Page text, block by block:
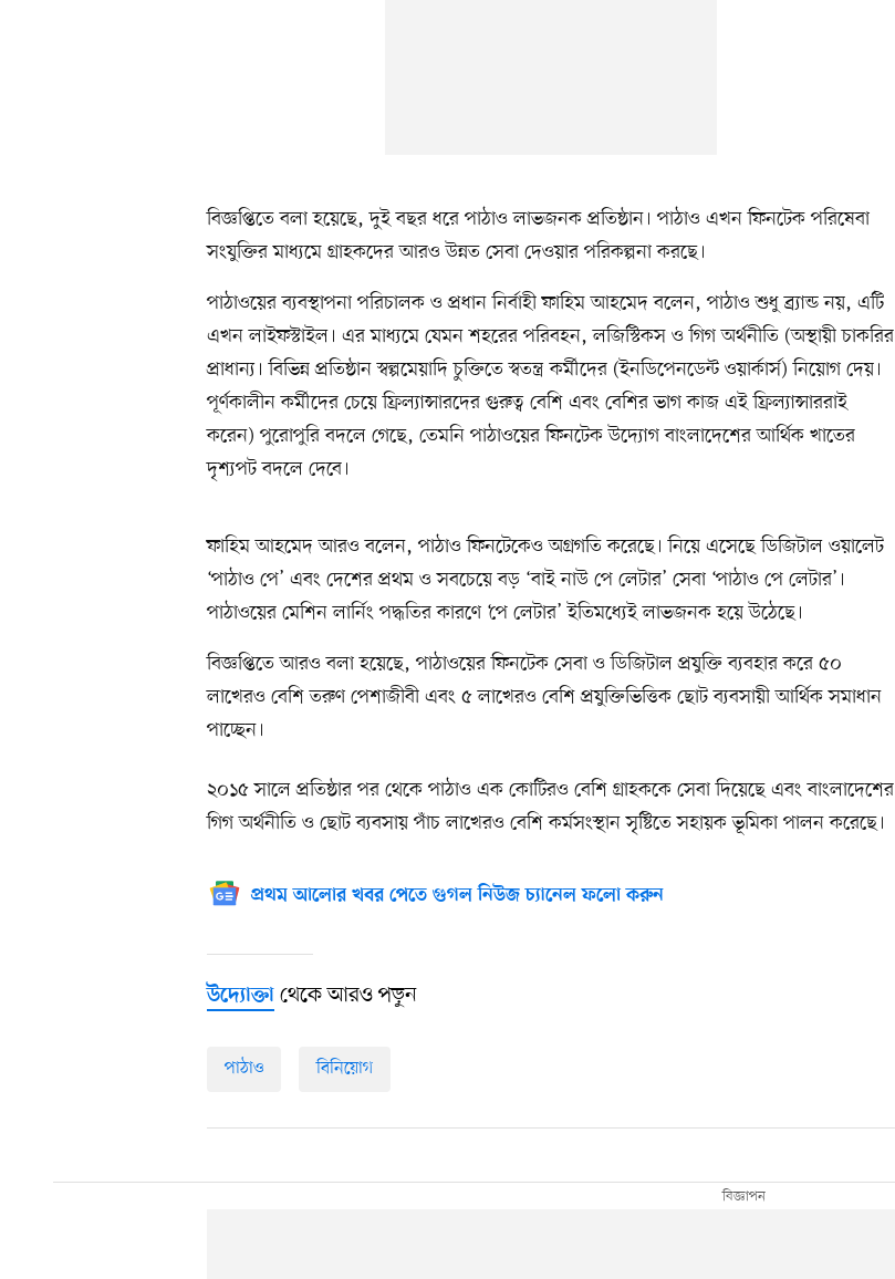
বিজ্ঞপ্তিতে বলা হয়েছে, দুই বছর ধরে পাঠাও লাভজনক প্রতিষ্ঠান। পাঠাও এখন ফিনটেক পরিষেবা
সংযুক্তির মাধ্যমে গ্রাহকদের আরও উন্নত সেবা দেওয়ার পরিকল্পনা করছে।
পাঠাওয়ের ব্যবস্থাপনা পরিচালক ও প্রধান নির্বাহী ফাহিম আহমেদ বলেন, পাঠাও শুধু ব্র্যান্ড নয়, এটি
এখন লাইফস্টাইল। এর মাধ্যমে যেমন শহরের পরিবহন, লজিস্টিকস ও গিগ অর্থনীতি (অস্থায়ী চাকরির
প্রাধান্য। বিভিন্ন প্রতিষ্ঠান স্বল্পমেয়াদি চুক্তিতে স্বতন্ত্র কর্মীদের (ইনডিপেনডেন্ট ওয়ার্কার্স) নিয়োগ দেয়।
পূর্ণকালীন কর্মীদের চেয়ে ফ্রিল্যান্সারদের গুরুত্ব বেশি এবং বেশির ভাগ কাজ এই ফ্রিল্যান্সাররাই
করেন) পুরোপুরি বদলে গেছে, তেমনি পাঠাওয়ের ফিনটেক উদ্যোগ বাংলাদেশের আর্থিক খাতের
দৃশ্যপট বদলে দেবে।
ফাহিম আহমেদ আরও বলেন, পাঠাও ফিনটেকেও অগ্রগতি করেছে। নিয়ে এসেছে ডিজিটাল ওয়ালেট
‘পাঠাও পে’ এবং দেশের প্রথম ও সবচেয়ে বড় ‘বাই নাউ পে লেটার’ সেবা ‘পাঠাও পে লেটার’।
পাঠাওয়ের মেশিন লার্নিং পদ্ধতির কারণে ‘পে লেটার’ ইতিমধ্যেই লাভজনক হয়ে উঠেছে।
বিজ্ঞপ্তিতে আরও বলা হয়েছে, পাঠাওয়ের ফিনটেক সেবা ও ডিজিটাল প্রযুক্তি ব্যবহার করে ৫০
লাখেরও বেশি তরুণ পেশাজীবী এবং ৫ লাখেরও বেশি প্রযুক্তিভিত্তিক ছোট ব্যবসায়ী আর্থিক সমাধান
পাচ্ছেন।
২০১৫ সালে প্রতিষ্ঠার পর থেকে পাঠাও এক কোটিরও বেশি গ্রাহককে সেবা দিয়েছে এবং বাংলাদেশের
গিগ অর্থনীতি ও ছোট ব্যবসায় পাঁচ লাখেরও বেশি কর্মসংস্থান সৃষ্টিতে সহায়ক ভূমিকা পালন করেছে।
প্রথম আলোর খবর পেতে গুগল নিউজ চ্যানেল ফলো করুন
উদ্যোক্তা থেকে আরও পড়ুন
পাঠাও বিনিয়োগ